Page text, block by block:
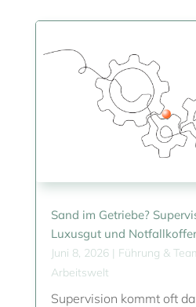
Sand im Getriebe?
Luxusgut und Notfallkoffer
Juni 8, 2026| Führung &
Arbeitswelt
Supervision kommt oft